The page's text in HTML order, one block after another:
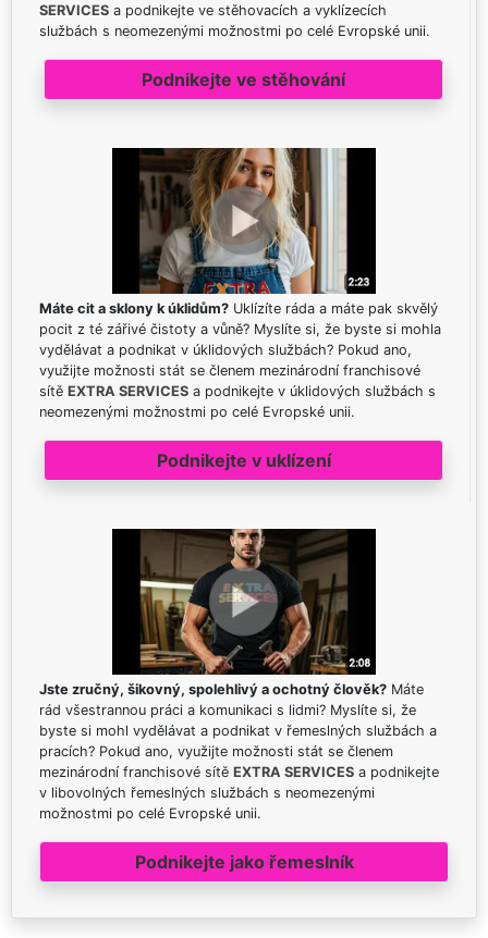
SERVICES a podnikejte ve stěhovacích a vyklízecích
službách s neomezenými možnostmi po celé Evropské unii.
Podnikejte ve stěhování
Máte cit a sklony k úklidům? Uklízíte ráda a máte pak skvělý
pocit z té zářivé čistoty a vůně? Myslíte si, že byste si mohla
vydělávat a podnikat v úklidových službách? Pokud ano,
využijte možnosti stát se členem mezinárodní franchisové
sítě EXTRA SERVICES a podnikejte v úklidových službách s
neomezenými možnostmi po celé Evropské unii.
Podnikejte v uklízení
Jste zručný, šikovný, spolehlivý a ochotný člověk? Máte
rád všestrannou práci a komunikaci s lidmi? Myslíte si, že
byste si mohl vydělávat a podnikat v řemeslných službách a
pracích? Pokud ano, využijte možnosti stát se členem
mezinárodní franchisové sítě EXTRA SERVICES a podnikejte
v libovolných řemeslných službách s neomezenými
možnostmi po celé Evropské unii.
Podnikejte jako řemeslník